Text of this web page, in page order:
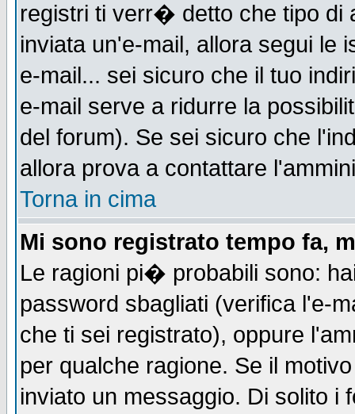
registri ti verr� detto che tipo
inviata un'e-mail, allora segui le
e-mail... sei sicuro che il tuo
e-mail serve a ridurre la
del forum). Se sei sicuro che
allora prova a contattare
Torna in cima
Mi sono registrato tempo fa,
Le ragioni pi� probabili sono:
password sbagliati (verifica l'e-
che ti sei registrato), oppure
per qualche ragione. Se il
inviato un messaggio. Di solito i